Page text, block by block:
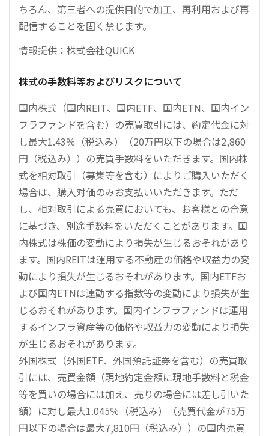
ちろん、第三者への提供目的で加工、再利用および再
配信することを固く禁じます。
情報提供：株式会社QUICK
株式の手数料等およびリスクについて
国内株式（国内REIT、国内ETF、国内ETN、国内イン
フラファンドを含む）の売買取引には、約定代金に対
し最大1.43％（税込み）（20万円以下の場合は2,860
円（税込み））の売買手数料をいただきます。国内株
式を相対取引（募集等を含む）によりご購入いただく
場合は、購入対価のみお支払いいただきます。ただ
し、相対取引による売買においても、お客様との合意
に基づき、別途手数料をいただくことがあります。国
内株式は株価の変動により損失が生じるおそれがあり
ます。国内REITは運用する不動産の価格や収益力の変
動により損失が生じるおそれがあります。国内ETFお
よび国内ETNは連動する指数等の変動により損失が生
じるおそれがあります。国内インフラファンドは運用
するインフラ資産等の価格や収益力の変動により損失
が生じるおそれがあります。
外国株式（外国ETF、外国預託証券を含む）の売買取
引には、売買金額（現地約定金額に現地手数料と税金
等を買いの場合には加え、売りの場合には差し引いた
額）に対し最大1.045％（税込み）（売買代金が75万
円以下の場合は最大7,810円（税込み））の国内売買